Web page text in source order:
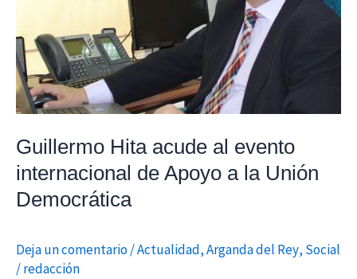
Guillermo Hita acude al evento
internacional de Apoyo a la Unión
Democrática
Deja un comentario/Actualidad,Arganda del Rey, Social
/redacción
de
Apoyo
a
la
Democrática